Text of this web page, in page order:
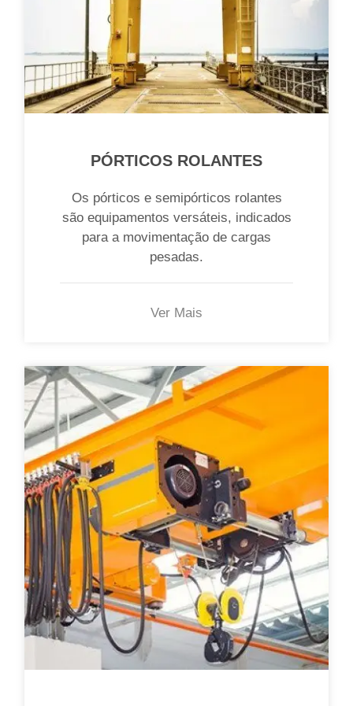
PÓRTICOS ROLANTES
Os pórticos e semipórticos rolantes
são equipamentos versáteis, indicados
para a movimentação de cargas
pesadas.
Ver Mais